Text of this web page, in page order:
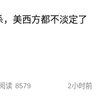
美西方都不淡定了
读 8579 2小时前